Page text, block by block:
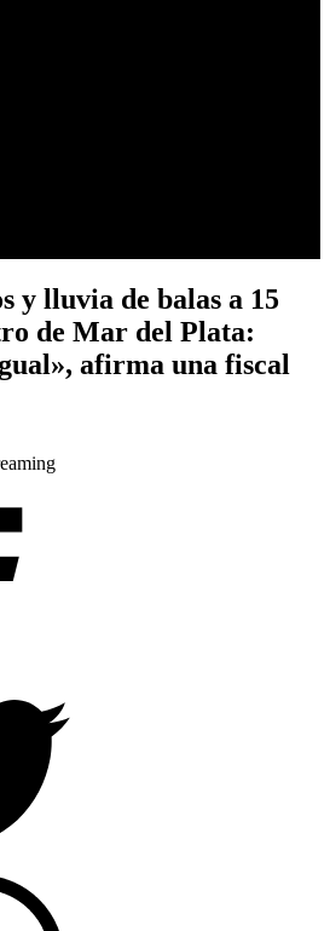
y lluvia de balas a 15
de Mar del Plata:
afirma una fiscal